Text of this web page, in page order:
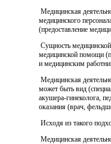
Медицинская
медицинского
(предоставление
Сущность медицинской
медицинской помощи
и медицинским
Медицинская
может быть вид
акушера-гинеколога,
оказания (врач,
Исходя из такого
Медицинская